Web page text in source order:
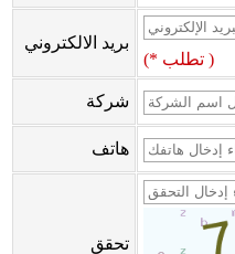
بريد الالكتروني
(* تطلب )
شركة
هاتف
تحقق